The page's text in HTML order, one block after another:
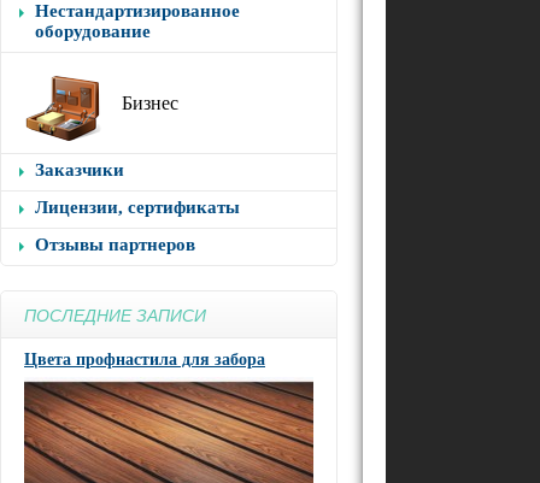
Нестандартизированное
оборудование
Бизнес
Заказчики
Лицензии, сертификаты
Отзывы партнеров
ПОСЛЕДНИЕ ЗАПИСИ
Цвета профнастила для забора